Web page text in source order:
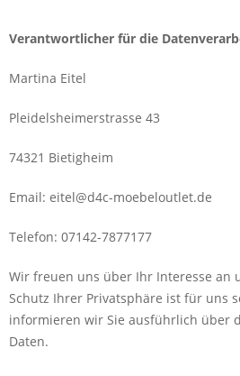
Verantwortlicher für die
Martina Eitel
Pleidelsheimerstrasse 43
74321 Bietigheim
Email: eitel@d4c-moebeloutlet.de
Telefon: 07142-7877177
Wir freuen uns über Ihr Interesse an
Schutz Ihrer Privatsphäre ist für uns
informieren wir Sie ausführlich über
Daten.